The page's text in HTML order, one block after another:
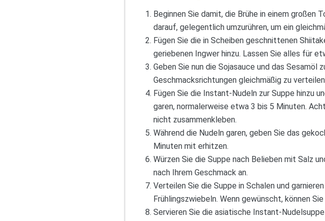
Beginnen Sie damit, die Brühe in einem großen
darauf, gelegentlich umzurühren, um ein
Fügen Sie die in Scheiben geschnittenen
geriebenen Ingwer hinzu. Lassen Sie alles für
Geben Sie nun die Sojasauce und das Sesamöl
Geschmacksrichtungen gleichmäßig zu
Fügen Sie die Instant-Nudeln zur Suppe hinzu
garen, normalerweise etwa 3 bis 5 Minuten.
nicht zusammenkleben.
Während die Nudeln garen, geben Sie das
Minuten mit erhitzen.
Würzen Sie die Suppe nach Belieben mit Salz
nach Ihrem Geschmack an.
Verteilen Sie die Suppe in Schalen und
Frühlingszwiebeln. Wenn gewünscht, können
Servieren Sie die asiatische Instant-